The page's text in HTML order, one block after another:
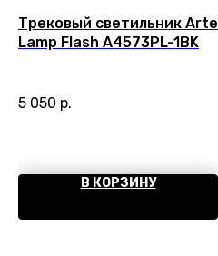
Трековый светильник Arte
Lamp Flash A4573PL-1BK
5 050 р.
В КОРЗИНУ